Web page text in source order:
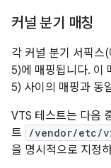
커널 분기 매칭
각 커널 분기 서픽스(
5)에 매핑됩니다. 이
5) 사이의 매핑과 동
VTS 테스트는 다음
트
/vendor/etc/
을 명시적으로 지정